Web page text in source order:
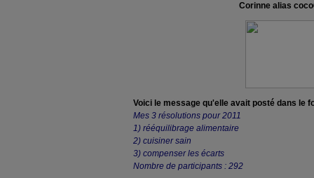
Corinne alias
Voici le message qu'elle avait posté dans le
Mes 3 résolutions pour 2011
1) rééquilibrage alimentaire
2) cuisiner sain
3) compenser les écarts
Nombre de participants : 292